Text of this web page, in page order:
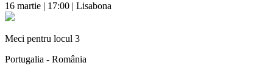
16 martie | 17:00 | Lisabona
Meci pentru locul 3
Portugalia - România